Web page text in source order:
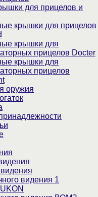
для прицелов и
крышки для прицелов
крышки для
прицелов Docter
крышки для
прицелов
оружия
видения 1